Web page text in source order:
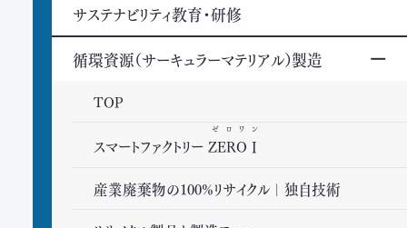
サステナビリティ教育・研修
循環資源（サーキュラーマテリアル）製造
TOP
スマートファクトリー ZEROⅠ
ゼロワン
産業廃棄物の100%リサイクル｜独自技術